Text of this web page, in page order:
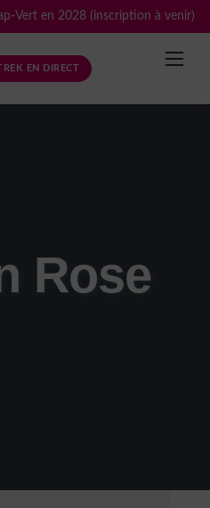
Vert en 2028 (inscription à venir)
EN DIRECT
Rose